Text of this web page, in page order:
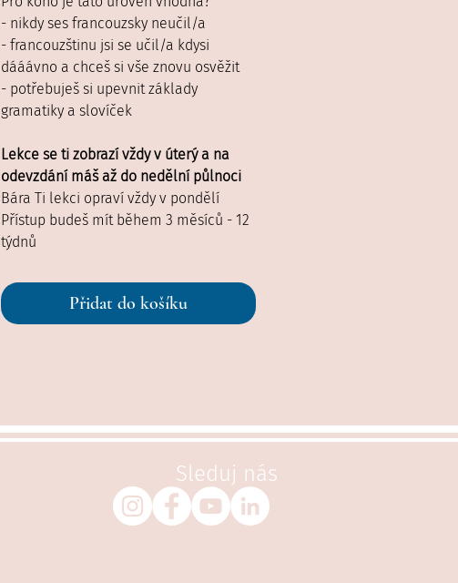
- nikdy ses francouzsky neučil/a
- francouzštinu jsi se učil/a kdysi
dááávno a chceš si vše znovu osvěžit
- potřebuješ si upevnit základy
gramatiky a slovíček
Lekce se ti zobrazí vždy v úterý a na
odevzdání máš až do nedělní půlnoci
Bára Ti lekci opraví vždy v pondělí
Přístup budeš mít během 3 měsíců - 12
týdnů
Přidat do košíku
Sleduj nás